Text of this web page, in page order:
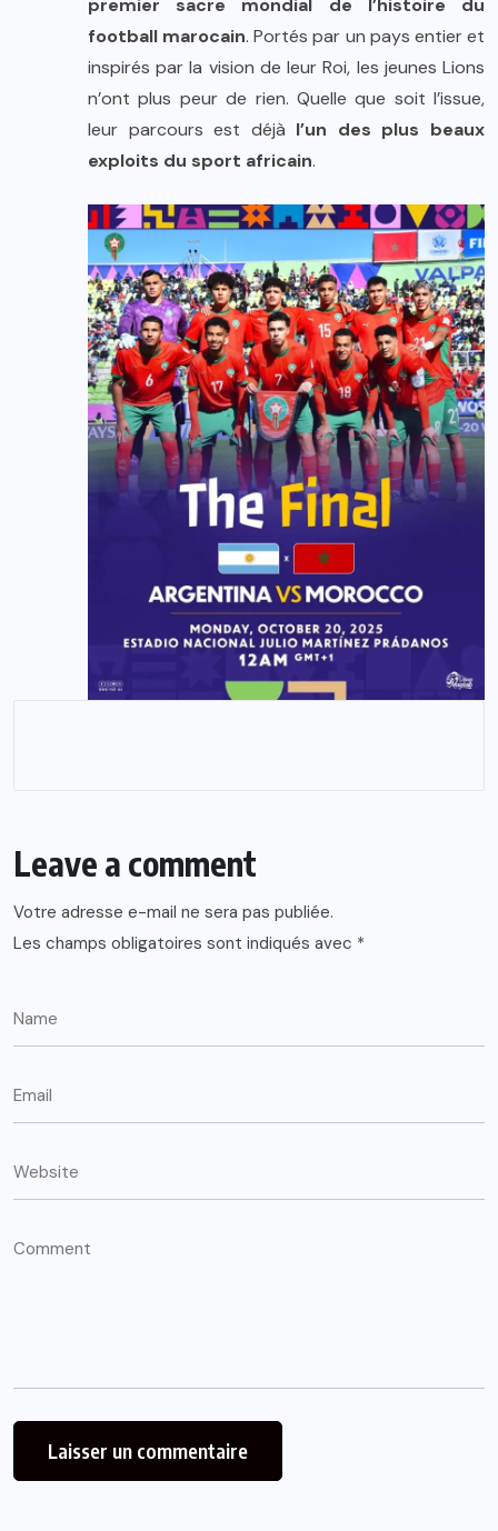
premier sacre mondial de l’histoire du
football marocain. Portés par un pays entier et
inspirés par la vision de leur Roi, les jeunes Lions
n’ont plus peur de rien. Quelle que soit l’issue,
leur parcours est déjà l’un des plus beaux
exploits du sport africain.
Leave a comment
Votre adresse e-mail ne sera pas publiée.
Les champs obligatoires sont indiqués avec *